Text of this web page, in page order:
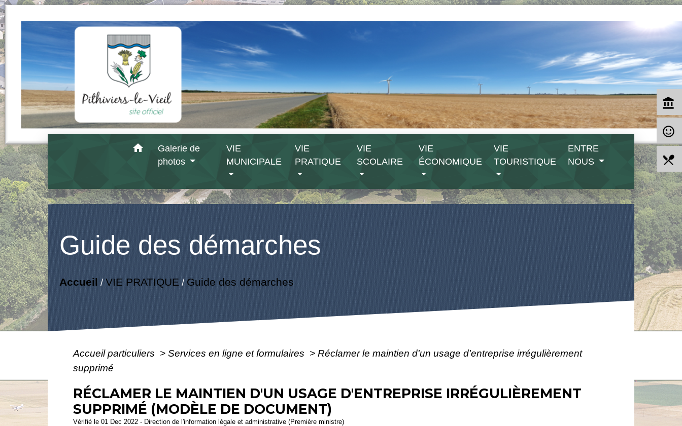
home
Galerie de
photos
VIE
MUNICIPALE
VIE
PRATIQUE
VIE
SCOLAIRE
VIE
ÉCONOMIQUE
VIE
TOURISTIQUE
ENTRE
NOUS
Guide des démarches
Accueil /VIE PRATIQUE/ Guide des démarches
Accueil particuliers > Services en ligne et formulaires > Réclamer le maintien d'un usage d'entreprise irrégulièrement
supprimé
RÉCLAMER LE MAINTIEN D'UN USAGE D'ENTREPRISE IRRÉGULIÈREMENT
SUPPRIMÉ (MODÈLE DE DOCUMENT)
Vérifié le 01 Dec 2022 - Direction de l'information légale et administrative (Première ministre)
account_balance
sentiment_satisfied_alt
local_dining